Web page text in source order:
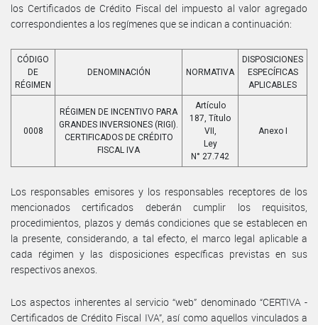
los Certificados de Crédito Fiscal del impuesto al valor agregado
correspondientes a los regímenes que se indican a continuación:
CÓDIGO
DE
RÉGIMEN
DENOMINACIÓN NORMATIVA
DISPOSICIONES
ESPECÍFICAS
APLICABLES
0008
RÉGIMEN DE INCENTIVO PARA
GRANDES INVERSIONES (RIGI).
CERTIFICADOS DE CRÉDITO
FISCAL IVA
Artículo
187, Título
VII,
Ley
N° 27.742
Anexo I
Los responsables emisores y los responsables receptores de los
mencionados certificados deberán cumplir los requisitos,
procedimientos, plazos y demás condiciones que se establecen en
la presente, considerando, a tal efecto, el marco legal aplicable a
cada régimen y las disposiciones específicas previstas en sus
respectivos anexos.
Los aspectos inherentes al servicio “web” denominado “CERTIVA -
Certificados de Crédito Fiscal IVA”, así como aquellos vinculados a